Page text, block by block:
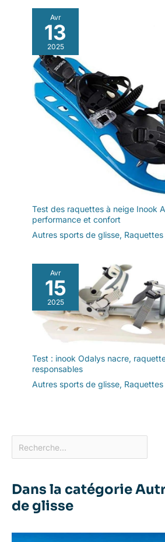
Avr
13
2025
Test des raquettes à neige Inook
performance et confort
Autres sports de glisse,
Avr
15
2025
Test : inook Odalys nacre,
responsables
Autres sports de glisse,
Dans la catégorie
de glisse